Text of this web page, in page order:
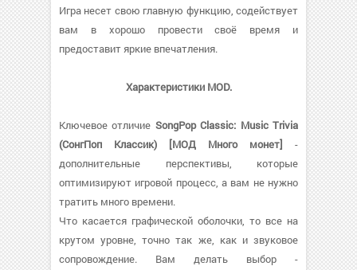
Игра несет свою главную функцию, содействует
вам в хорошо провести своё время и
предоставит яркие впечатления.
Характеристики MOD.
Ключевое отличие SongPop Classic: Music Trivia
(СонгПоп Классик) [МОД Много монет] -
дополнительные перспективы, которые
оптимизируют игровой процесс, а вам не нужно
тратить много времени.
Что касается графической оболочки, то все на
крутом уровне, точно так же, как и звуковое
сопровождение. Вам делать выбор -